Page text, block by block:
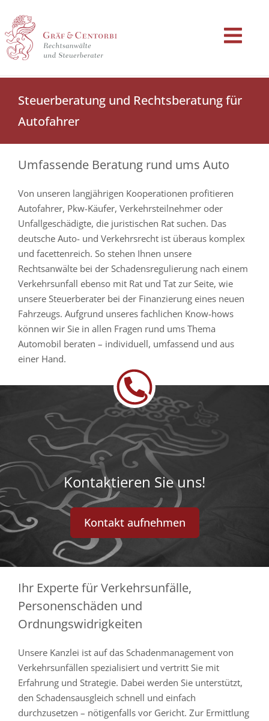
Steuerberatung und Rechtsberatung für
Autofahrer
Umfassende Beratung rund ums Auto
Von unseren langjährigen Kooperationen profitieren
Autofahrer, Pkw-Käufer, Verkehrsteilnehmer oder
Unfallgeschädigte, die juristischen Rat suchen. Das
deutsche Auto- und Verkehrsrecht ist überaus komplex
und facettenreich. So stehen Ihnen unsere
Rechtsanwälte bei der Schadensregulierung nach einem
Verkehrsunfall ebenso mit Rat und Tat zur Seite, wie
unsere Steuerberater bei der Finanzierung eines neuen
Fahrzeugs. Aufgrund unseres fachlichen Know-hows
können wir Sie in allen Fragen rund ums Thema
Automobil beraten – individuell, umfassend und aus
einer Hand.
Kontaktieren Sie uns!
Kontakt aufnehmen
Ihr Experte für Verkehrsunfälle,
Personenschäden und
Ordnungswidrigkeiten
Unsere Kanzlei ist auf das Schadenmanagement von
Verkehrsunfällen spezialisiert und vertritt Sie mit
Erfahrung und Strategie. Dabei werden Sie unterstützt,
den Schadensausgleich schnell und einfach
durchzusetzen – nötigenfalls vor Gericht. Zur Ermittlung